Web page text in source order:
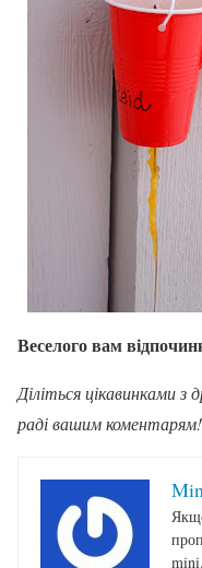
Веселого вам
Діліться цікавинками
раді вашим коментарям!